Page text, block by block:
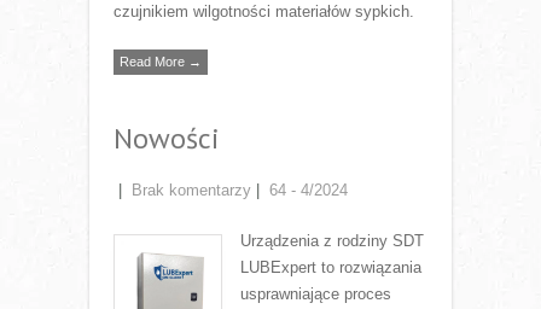
czujnikiem wilgotności materiałów sypkich.
Read More →
Nowości
Brak komentarzy 64 - 4/2024
Urządzenia z rodziny SDT
LUBExpert to rozwiązania
usprawniające proces